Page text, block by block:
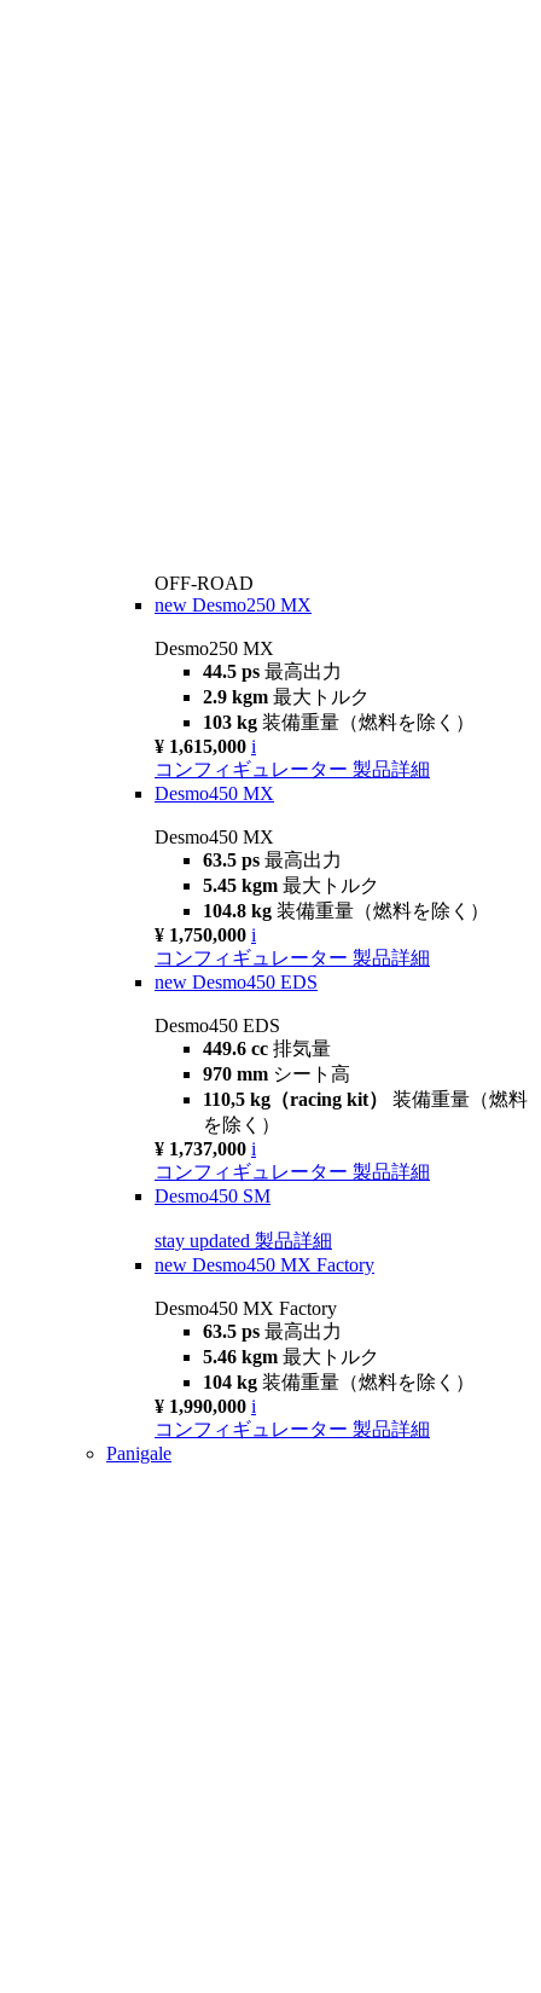
OFF-ROAD
new Desmo250 MX
Desmo250 MX
44.5 ps 最高出力
2.9 kgm 最大トルク
103 kg 装備重量（燃料を除く）
¥ 1,615,000 i
コンフィギュレーター 製品詳細
Desmo450 MX
Desmo450 MX
63.5 ps 最高出力
5.45 kgm 最大トルク
104.8 kg 装備重量（燃料を除く）
¥ 1,750,000 i
コンフィギュレーター 製品詳細
new Desmo450 EDS
Desmo450 EDS
449.6 cc 排気量
970 mm シート高
110,5 kg（racing kit） 装備重量（燃料
を除く）
¥ 1,737,000 i
コンフィギュレーター 製品詳細
Desmo450 SM
stay updated 製品詳細
new Desmo450 MX Factory
Desmo450 MX Factory
63.5 ps 最高出力
5.46 kgm 最大トルク
104 kg 装備重量（燃料を除く）
¥ 1,990,000 i
コンフィギュレーター 製品詳細
Panigale